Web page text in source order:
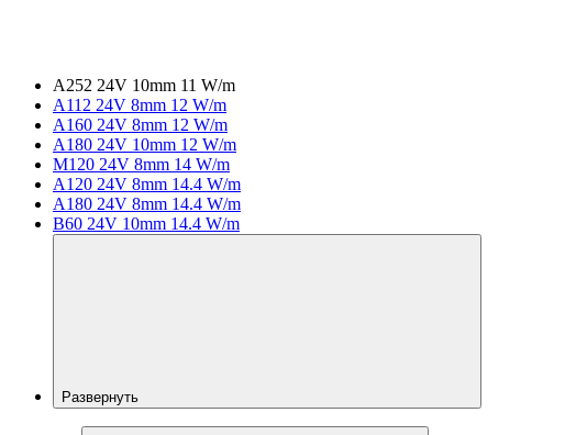
A252 24V 10mm 11 W/m
A112 24V 8mm 12 W/m
A160 24V 8mm 12 W/m
A180 24V 10mm 12 W/m
M120 24V 8mm 14 W/m
A120 24V 8mm 14.4 W/m
A180 24V 8mm 14.4 W/m
B60 24V 10mm 14.4 W/m
Развернуть